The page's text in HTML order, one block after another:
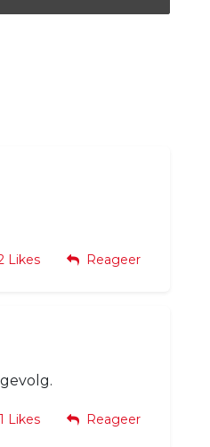
Likes Reageer
1 Likes Reageer